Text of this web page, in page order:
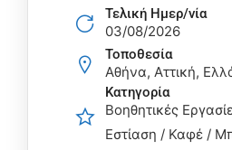
Τελική Ημερ/νία
03/08/2026
Τοποθεσία
Αθήνα, Αττική,
Κατηγορία
Βοηθητικές
Εστίαση / Καφέ /